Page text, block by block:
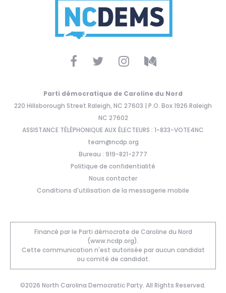
Parti démocratique de Caroline du Nord
220 Hillsborough Street Raleigh, NC 27603 | P.O. Box 1926 Raleigh
NC 27602
ASSISTANCE TÉLÉPHONIQUE AUX ÉLECTEURS : 1-833-VOTE4NC
team@ncdp.org
Bureau : 919-821-2777
Politique de confidentialité
Nous contacter
Conditions d'utilisation de la messagerie mobile
Financé par le Parti démocrate de Caroline du Nord
(www.ncdp.org).
Cette communication n'est autorisée par aucun candidat
ou comité de candidat.
©2026 North Carolina Democratic Party. All Rights Reserved.